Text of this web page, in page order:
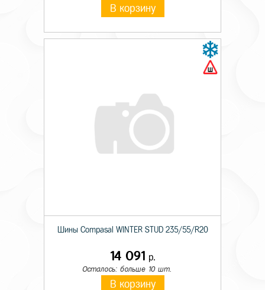
В корзину
Шины Compasal WINTER STUD 235/55/R20
14 091 р.
Осталось: больше 10 шт.
В корзину